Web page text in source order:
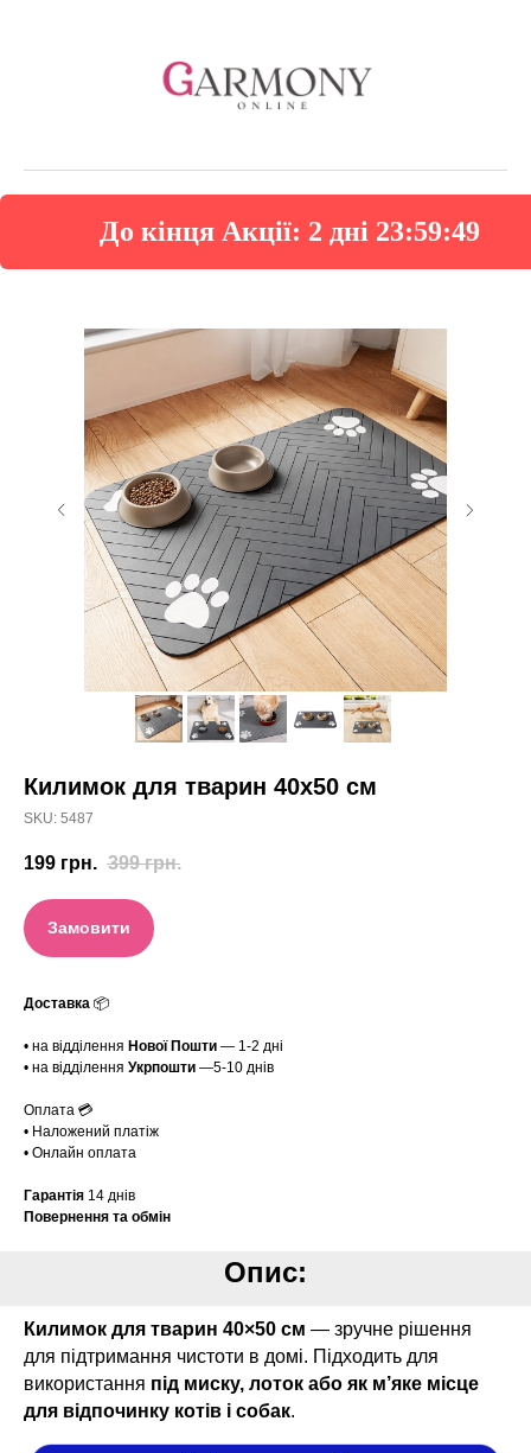
До кінця Акції: 2 дні 23:59:48
Килимок для тварин 40х50 см
SKU: 5487
199 грн. 399 грн.
Замовити
Доставка 📦
• на відділення Нової Пошти — 1-2 дні
• на відділення Укрпошти —5-10 днів
Оплата 💳
• Наложений платіж
• Онлайн оплата
Гарантія 14 днів
Повернення та обмін
Опис:
Килимок для тварин 40×50 см — зручне рішення
для підтримання чистоти в домі. Підходить для
використання під миску, лоток або як м’яке місце
для відпочинку котів і собак.